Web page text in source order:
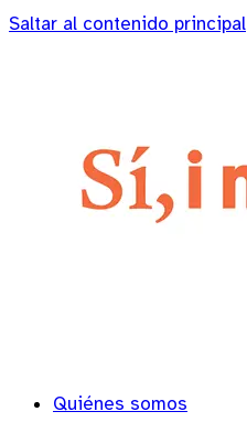
Saltar al contenido principal
Quiénes somos